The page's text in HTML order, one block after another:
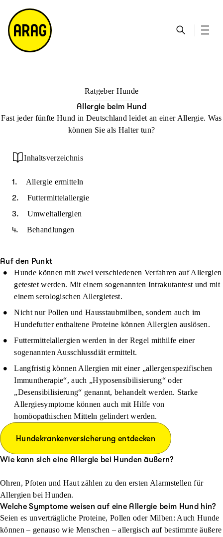
h
e
ta
k
ts
ei
te
e
m
a
p
Ratgeber Hunde
Allergie beim Hund
Fast jeder fünfte Hund in Deutschland leidet an einer Allergie. Was
können Sie als Halter tun?
Inhaltsverzeichnis
Allergie ermitteln
Futtermittelallergie
Umweltallergien
Behandlungen
Auf den Punkt
Hunde können mit zwei verschiedenen Verfahren auf Allergien
getestet werden. Mit einem sogenannten Intrakutantest und mit
einem serologischen Allergietest.
Nicht nur Pollen und Hausstaubmilben, sondern auch im
Hundefutter enthaltene Proteine können Allergien auslösen.
Futtermittelallergien werden in der Regel mithilfe einer
sogenannten Ausschlussdiät ermittelt.
Langfristig können Allergien mit einer „allergenspezifischen
Immuntherapie“, auch „Hyposensibilisierung“ oder
„Desensibilisierung“ genannt, behandelt werden. Starke
Allergiesymptome können auch mit Hilfe von
homöopathischen Mitteln gelindert werden.
Hundekrankenversicherung entdecken
Wie kann sich eine Allergie bei Hunden äußern?
Ohren, Pfoten und Haut zählen zu den ersten Alarmstellen für
Allergien bei Hunden.
Welche Symptome weisen auf eine Allergie beim Hund hin?
Seien es unverträgliche Proteine, Pollen oder Milben: Auch Hunde
können – genauso wie Menschen – allergisch auf bestimmte äußere